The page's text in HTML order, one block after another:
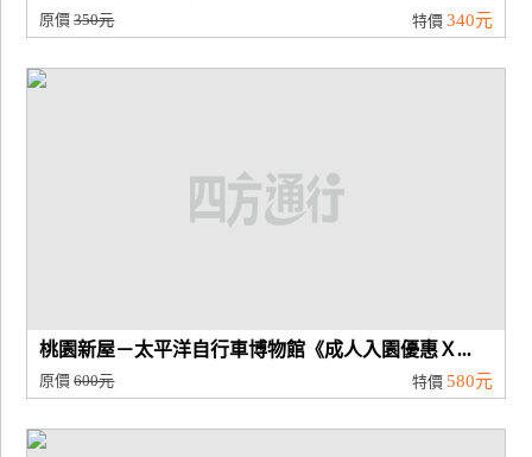
原價350元 特價 340元
桃園新屋－太平洋自行車博物館《成人入園優惠Ｘ...
原價600元 特價 580元